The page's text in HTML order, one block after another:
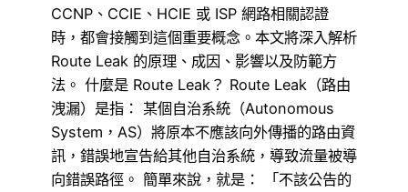
CCNP、CCIE、HCIE 或 ISP 網路相關認證
時，都會接觸到這個重要概念。本文將深入解析
Route Leak 的原理、成因、影響以及防範方
法。 什麼是 Route Leak？ Route Leak（路由
洩漏）是指： 某個自治系統（Autonomous
System，AS）將原本不應該向外傳播的路由資
訊，錯誤地宣告給其他自治系統，導致流量被導
向錯誤路徑。 簡單來說，就是： 「不該公告的